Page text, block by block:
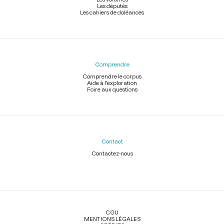
Les députés
Les cahiers de doléances
Comprendre
Comprendre le corpus
Aide à l'exploration
Foire aux questions
Contact
Contactez-nous
Légal
CGU
MENTIONS LÉGALES